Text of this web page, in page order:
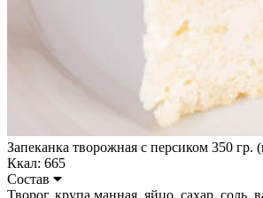
Запеканка творожная с персиком 350 гр.
Ккал: 665
Состав
Творог, крупа манная, яйцо, сахар, соль,